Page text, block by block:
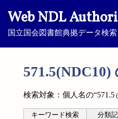
Web NDL
国立国会図書館典拠データ検
571.5(NDC10)
検索対象：個人名の“571.5
キーワード検索 分類